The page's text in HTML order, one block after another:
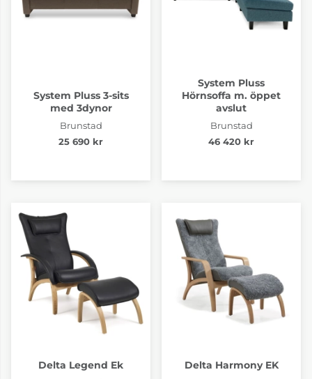
System Pluss 3-sits
med 3dynor
Brunstad
25 690 kr
System Pluss
Hörnsoffa m. öppet
avslut
Brunstad
46 420 kr
Delta Legend Ek Delta Harmony EK